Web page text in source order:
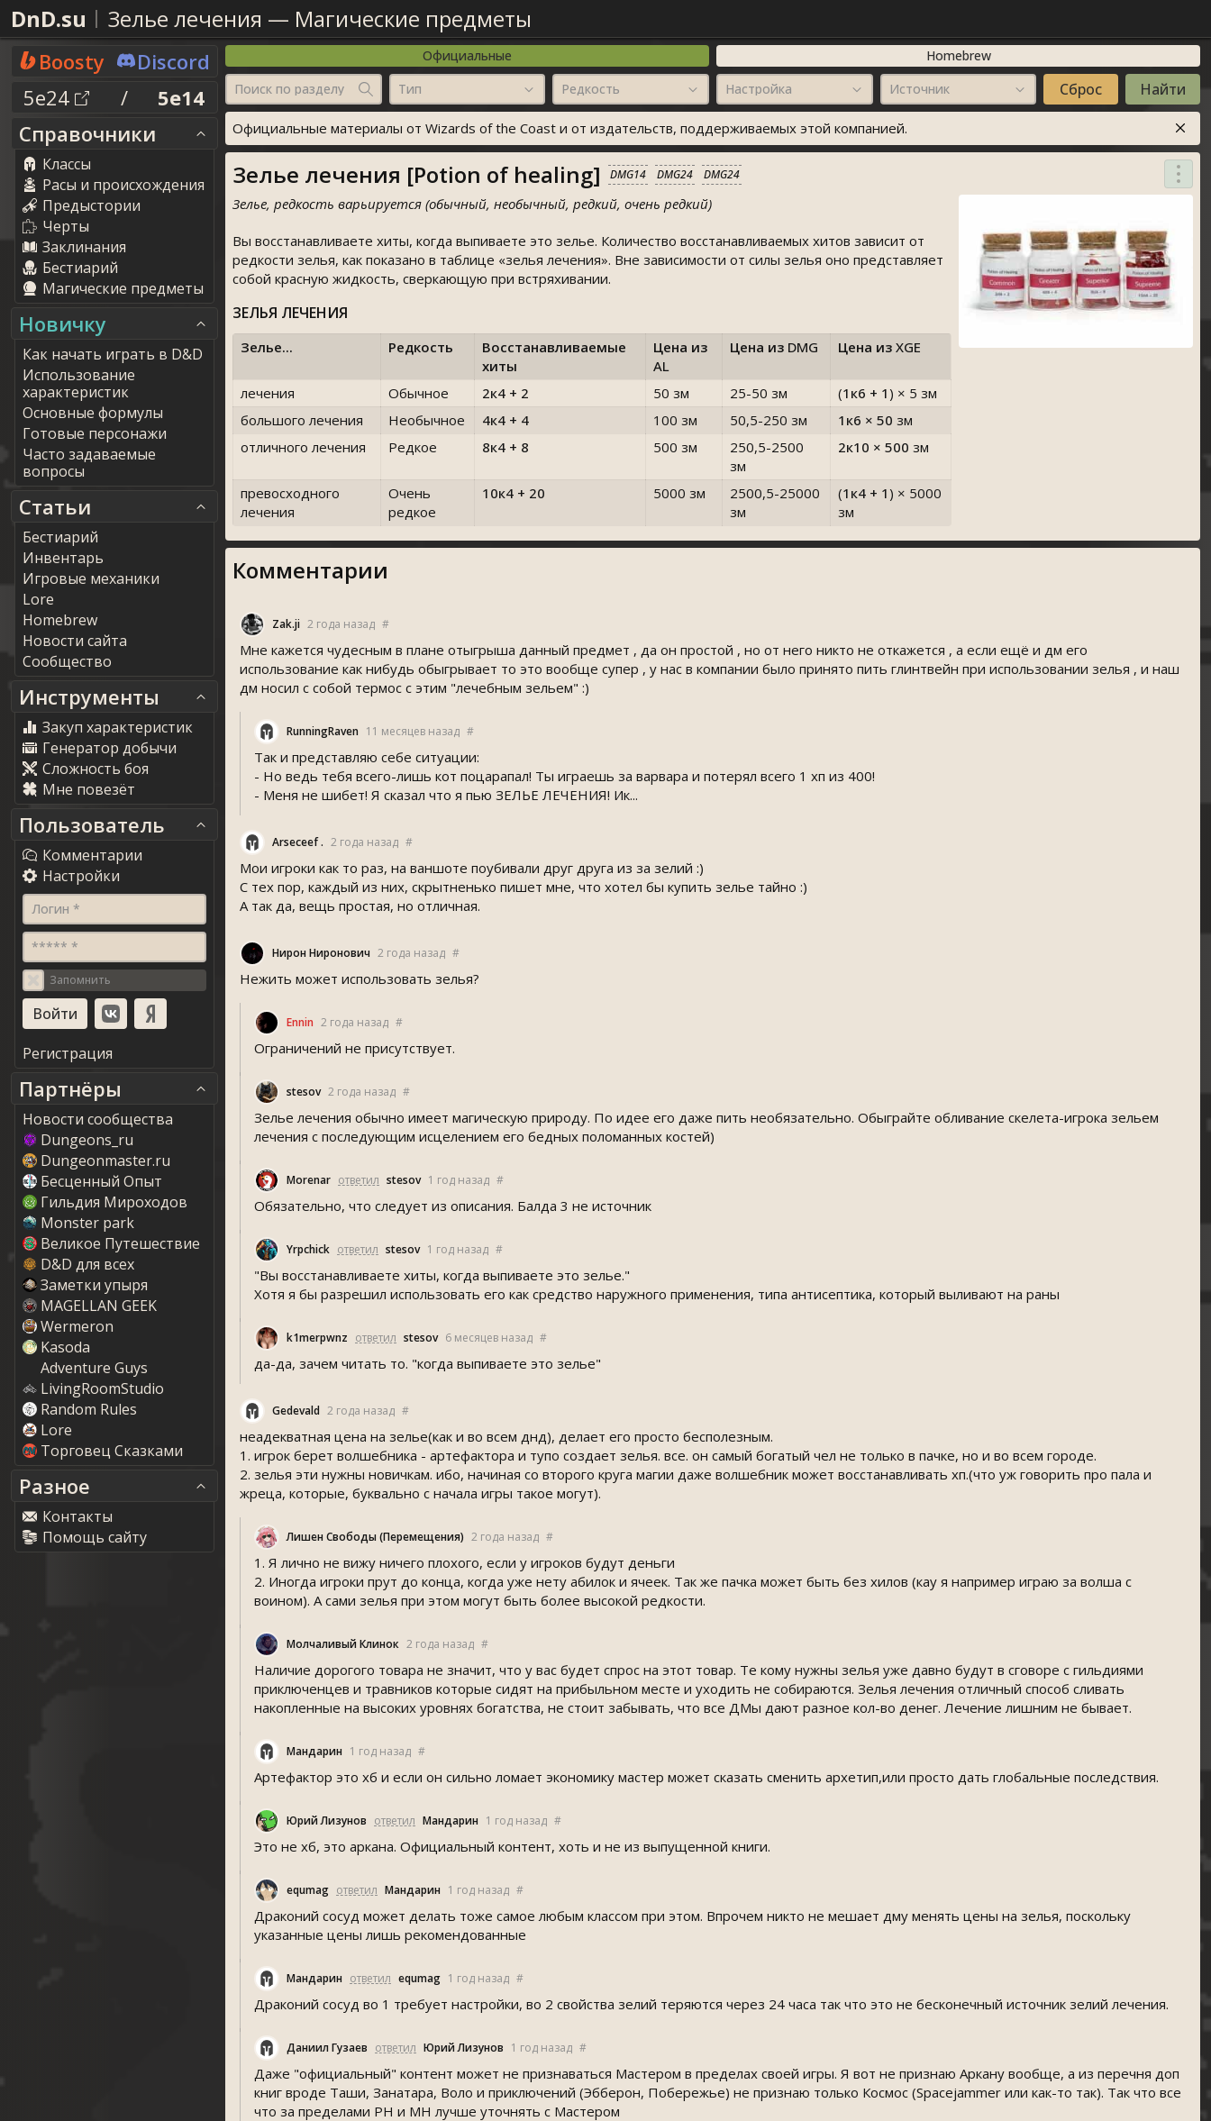
DnD.su Зелье лечения — Магические предметы
Boosty
Discord
5e24
/
5e14
Справочники
Классы
Расы и происхождения
Предыстории
Черты
Заклинания
Бестиарий
Магические предметы
Новичку
Как начать играть в D&D
Использование
характеристик
Основные формулы
Готовые персонажи
Часто задаваемые
вопросы
Статьи
Бестиарий
Инвентарь
Игровые механики
Lore
Homebrew
Новости сайта
Сообщество
Инструменты
Закуп характеристик
Генератор добычи
Сложность боя
Мне повезёт
Пользователь
Комментарии
Настройки
Логин *
***** *
Запомнить
Регистрация
Партнёры
Новости сообщества
Dungeons_ru
Dungeonmaster.ru
Бесценный Опыт
Гильдия Мироходов
Monster park
Великое Путешествие
D&D для всех
Заметки упыря
MAGELLAN GEEK
Wermeron
Kasoda
Adventure Guy
LivingRoomStudio
Random Rule
Lore
Торговец Сказками
Разное
Контакты
Помощь сайту
Официальные
Homebrew
Поиск по разделу
Тип Редкость Настройка Источник
Официальные материалы от Wizards of the Coast и от издательств, поддерживаемых этой компанией.
Зелье лечения [Potion of healing] DMG14 DMG24 DMG24
Зелье, редкость варьируется (обычный, необычный, редкий, очень редкий)
Вы восстанавливаете хиты, когда выпиваете это зелье. Количество восстанавливаемых хитов зависит от
редкости зелья, как показано в таблице «зелья лечения». Вне зависимости от силы зелья оно представляет
собой красную жидкость, сверкающую при встряхивании.
ЗЕЛЬЯ ЛЕЧЕНИЯ
Зелье... Редкость
Восстанавливаемые
хиты
Цена из
AL
Цена из DMG Цена из XGE
лечения Обычное 2к4 + 2 50 зм 25-50 зм (1к6 + 1 ) × 5 зм
большого лечения
Необычное 4к4 + 4 100 зм 50,5-250 зм 1к6 × 50 зм
отличного лечения
Редкое 8к4 + 8 500 зм
250,5-2500
зм
2к10 × 500 зм
превосходного
лечения
Очень
редкое
10к4 + 20 5000 зм
2500,5-25000
зм
(1к4 + 1 ) × 5000
зм
Комментарии
Zak.ji 2 года назад #
Мне кажется чудесным в плане отыгрыша данный предмет , да он простой , но от него никто не откажется , а если ещё и дм его
использование как нибудь обыгрывает то это вообще супер , у нас в компании было принято пить глинтвейн при использовании зелья , и наш
дм носил с собой термос с этим "лечебным зельем" :)
RunningRaven 11 месяцев назад #
Так и представляю себе ситуации:
- Но ведь тебя всего-лишь кот поцарапал! Ты играешь за варвара и потерял всего 1 хп из 400!
- Меня не шибет! Я сказал что я пью ЗЕЛЬЕ ЛЕЧЕНИЯ! Ик...
Arseceef . 2 года назад #
Мои игроки как то раз, на ваншоте поубивали друг друга из за зелий :)
С тех пор, каждый из них, скрытненько пишет мне, что хотел бы купить зелье тайно :)
А так да, вещь простая, но отличная.
Нирон Ниронович 2 года назад #
Нежить может использовать зелья?
Ennin 2 года назад #
Ограничений не присутствует.
tesov 2 года назад #
Зелье лечения обычно имеет магическую природу. По идее его даже пить необязательно. Обыграйте обливание скелета-игрока зельем
лечения с последующим исцелением его бедных поломанных костей)
Morenar ответил tesov 1 год назад #
Обязательно, что следует из описания. Балда 3 не источник
Yrpchick ответил tesov 1 год назад #
"Вы восстанавливаете хиты, когда выпиваете это зелье."
Хотя я бы разрешил использовать его как средство наружного применения, типа антисептика, который выливают на раны
k1merpwnz ответил tesov 6 месяцев назад #
да-да, зачем читать то. "когда выпиваете это зелье"
Gedevald 2 года назад #
неадекватная цена на зелье(как и во всем днд), делает его просто бесполезным.
1. игрок берет волшебника - артефактора и тупо создает зелья. все. он самый богатый чел не только в пачке, но и во всем городе.
2. зелья эти нужны новичкам. ибо, начиная со второго круга магии даже волшебник может восстанавливать хп.(что уж говорить про пала и
жреца, которые, буквально с начала игры такое могут).
Лишен Свободы (Перемещения) 2 года назад #
1. Я лично не вижу ничего плохого, если у игроков будут деньги
2. Иногда игроки прут до конца, когда уже нету абилок и ячеек. Так же пачка может быть без хилов (кау я например играю за волша с
воином). А сами зелья при этом могут быть более высокой редкости.
Молчаливый Клинок 2 года назад #
Наличие дорогого товара не значит, что у вас будет спрос на этот товар. Те кому нужны зелья уже давно будут в сговоре с гильдиями
приключенцев и травников которые сидят на прибыльном месте и уходить не собираются. Зелья лечения отличный способ сливать
накопленные на высоких уровнях богатства, не стоит забывать, что все ДМы дают разное кол-во денег. Лечение лишним не бывает.
Мандарин 1 год назад #
Артефактор это хб и если он сильно ломает экономику мастер может сказать сменить архетип,или просто дать глобальные последствия.
Юрий Лизунов ответил Мандарин 1 год назад #
Это не хб, это аркана. Официальный контент, хоть и не из выпущенной книги.
equmag ответил Мандарин 1 год назад #
Драконий сосуд может делать тоже самое любым классом при этом. Впрочем никто не мешает дму менять цены на зелья, поскольку
указанные цены лишь рекомендованные
Мандарин ответил equmag 1 год назад #
Драконий сосуд во 1 требует настройки, во 2 свойства зелий теряются через 24 часа так что это не бесконечный источник зелий лечения.
Даниил Гузаев ответил Юрий Лизунов 1 год назад #
Даже "официальный" контент может не признаваться Мастером в пределах своей игры. Я вот не признаю Аркану вообще, а из перечня доп
книг вроде Таши, Занатара, Воло и приключений (Эбберон, Побережье) не признаю только Космос (Spacejammer или как-то так). Так что все
что за пределами PH и MH лучше уточнять с Мастером